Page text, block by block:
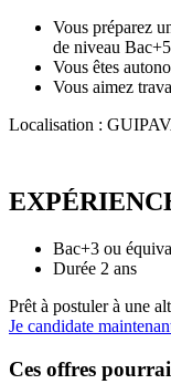
Vous préparez
de niveau
Vous êtes
Vous aimez
Localisation :
Bac+3 ou
Durée 2 ans
Prêt à postuler à une
Je candidate
Ces offres